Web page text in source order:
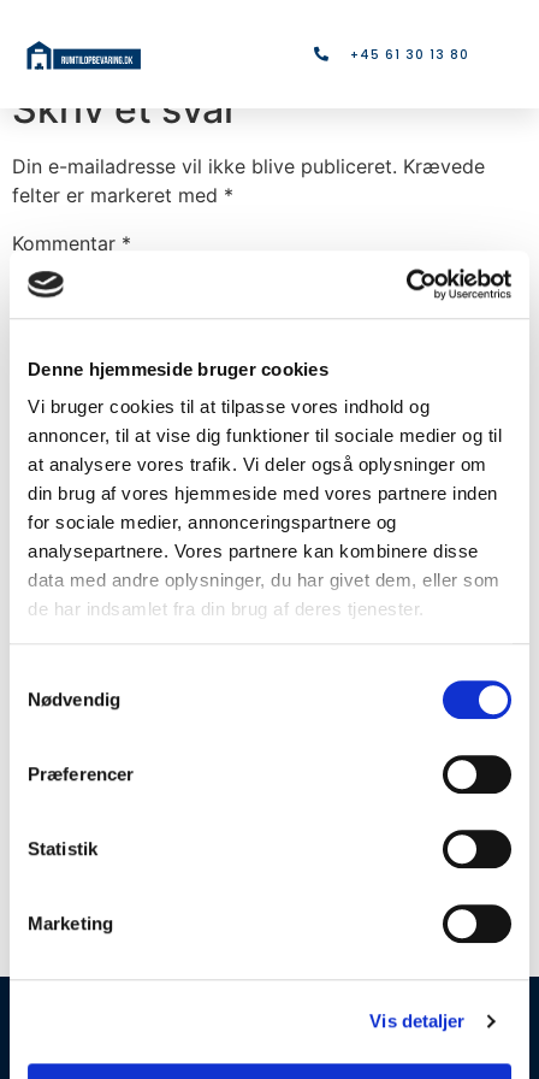
Denne hjemmeside bruger cookies
Vi bruger cookies til at tilpasse vores indhold og
annoncer, til at vise dig funktioner til sociale medier og til
at analysere vores trafik. Vi deler også oplysninger om
din brug af vores hjemmeside med vores partnere inden
for sociale medier, annonceringspartnere og
analysepartnere. Vores partnere kan kombinere disse
data med andre oplysninger, du har givet dem, eller som
de har indsamlet fra din brug af deres tjenester.
Nødvendig
Præferencer
Statistik
Marketing
Vis detaljer
+45 61 30 13 80
Rum 11
Skriv et svar
Din e-mailadresse vil ikke blive publiceret. Krævede
felter er markeret med *
Kommentar *
Navn*
Gem mit navn, mail og websted i denne browser til